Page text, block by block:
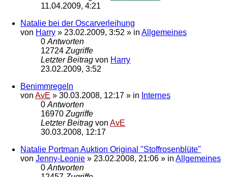
11.04.2009, 4:21
Natalie bei der Oscarverleihung
von Harry » 23.02.2009, 3:52 » in Allgemeines
0 Antworten
12724 Zugriffe
Letzter Beitrag von Harry
23.02.2009, 3:52
Benimmregeln
von AvE » 30.03.2008, 12:17 » in Internes
0 Antworten
16970 Zugriffe
Letzter Beitrag von AvE
30.03.2008, 12:17
Natalie Portman Auktion Original "Stoffrosenblüte"
von Jenny-Leonie » 23.02.2008, 21:06 » in Allgemeines
0 Antworten